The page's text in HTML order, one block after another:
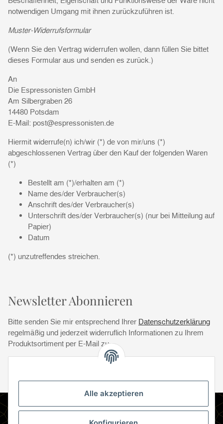
Alle akzeptieren
notwendigen Umgang mit ihnen zurückzuführen ist.
Muster-Widerrufsformular
(Wenn Sie den Vertrag widerrufen wollen, dann füllen Sie bittet
dieses Formular aus und senden es zurück.)
An
Die Espressonisten GmbH
Am Silbergraben 26
14480 Potsdam
E-Mail: post@espressonisten.de
Hiermit widerrufe(n) ich/wir (*) de von mir/uns (*)
abgeschlossenen Vertrag über den Kauf der folgenden Waren
(*)
Bestellt am (*)/erhalten am (*)
Name des/der Verbraucher(s)
Anschrift des/der Verbraucher(s)
Unterschrift des/der Verbraucher(s) (nur bei Mitteilung auf
Papier)
Datum
(*) unzutreffendes streichen.
Newsletter Abonnieren
Bitte senden Sie mir entsprechend Ihrer Datenschutzerklärung
regelmäßig und jederzeit widerruflich Informationen zu Ihrem
Produktsortiment per E-Mail zu.
Newsletter Abonnieren
Informationen